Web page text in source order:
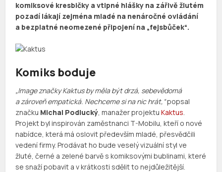
komiksové kresbičky a vtipné hlášky na zářivě žlutém
pozadí lákají zejména mladé na nenáročné ovládání
a bezplatné neomezené připojení na „fejsbůček“.
Komiks boduje
„Image značky Kaktus by měla být drzá, sebevědomá
a zároveň empatická. Nechceme si na nic hrát,“popsal
značku Michal Podlucký , manažer projektuKaktus
Projekt byl inspirován zaměstnanci T-Mobilu, kteří o nové
nabídce, která má oslovit především mladé, přesvědčili
vedení firmy. Prodávat ho bude veselý vizuální styl ve
žluté, černé a zelené barvě s komiksovými bublinami, které
se snaží pobavit a v krátkosti sdělit to nejdůležitější.